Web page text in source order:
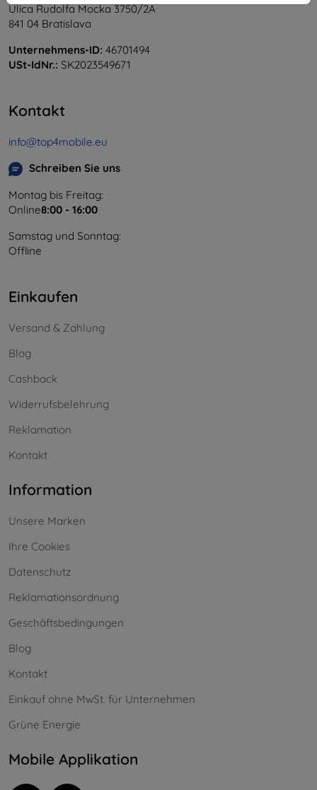
Ulica Rudolfa Mocka 3750/2A
841 04 Bratislava
Unternehmens-ID: 46701494
USt-IdNr.: SK2023549671
Kontakt
info@top4mobile.eu
Schreiben Sie uns
Montag bis Freitag:
Online8:00 - 16:00
Samstag und Sonntag:
Offline
Einkaufen
Versand & Zahlung
Blog
Cashback
Widerrufsbelehrung
Reklamation
Kontakt
Information
Unsere Marken
Ihre Cookies
Datenschutz
Reklamationsordnung
Geschäftsbedingungen
Blog
Kontakt
Einkauf ohne MwSt. für Unternehmen
Grüne Energie
Mobile Applikation